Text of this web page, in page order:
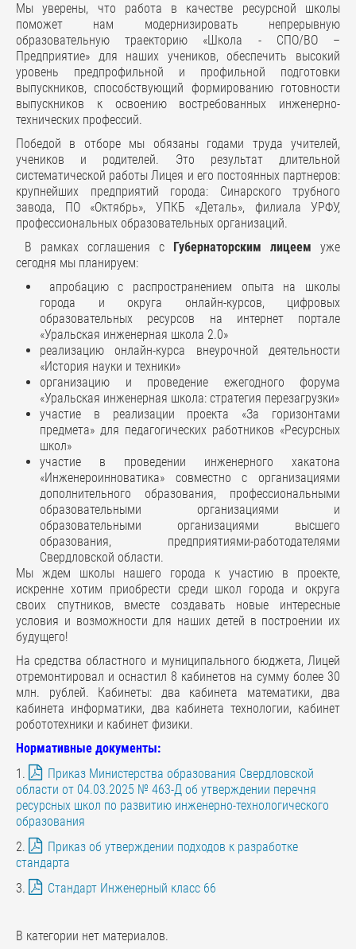
Мы уверены, что работа в качестве ресурсной школы
поможет нам модернизировать непрерывную
образовательную траекторию «Школа - СПО/ВО –
Предприятие» для наших учеников, обеспечить высокий
уровень предпрофильной и профильной подготовки
выпускников, способствующий формированию готовности
выпускников к освоению востребованных инженерно-
технических профессий.
Победой в отборе мы обязаны годами труда учителей,
учеников и родителей. Это результат длительной
систематической работы Лицея и его постоянных партнеров:
крупнейших предприятий города: Синарского трубного
завода, ПО «Октябрь», УПКБ «Деталь», филиала УРФУ,
профессиональных образовательных организаций.
В рамках соглашения с
Губернаторским лицеем уже
сегодня мы планируем:
апробацию с распространением опыта на школы
города и округа онлайн-курсов, цифровых
образовательных ресурсов на интернет портале
«Уральская инженерная школа 2.0»
реализацию онлайн-курса внеурочной деятельности
«История науки и техники»
организацию и проведение ежегодного форума
«Уральская инженерная школа: стратегия перезагрузки»
участие в реализации проекта «За горизонтами
предмета» для педагогических работников «Ресурсных
школ»
участие в проведении инженерного хакатона
«Инженероинноватика» совместно с организациями
дополнительного образования, профессиональными
образовательными организациями и
образовательными организациями высшего
образования, предприятиями-работодателями
Свердловской области.
Мы ждем школы нашего города к участию в проекте,
искренне хотим приобрести среди школ города и округа
своих спутников, вместе создавать новые интересные
условия и возможности для наших детей в построении их
будущего!
На средства областного и муниципального бюджета, Лицей
отремонтировал и оснастил 8 кабинетов на сумму более 30
млн. рублей. Кабинеты: два кабинета математики, два
кабинета информатики, два кабинета технологии, кабинет
робототехники и кабинет физики.
Нормативные документы:
1.
Приказ Министерства образования Свердловской
области от 04.03.2025 № 463-Д об утверждении перечня
ресурсных школ по развитию инженерно-технологического
образования
2.
Приказ об утверждении подходов к разработке
стандарта
3.
Стандарт Инженерный класс 66
В категории нет материалов.